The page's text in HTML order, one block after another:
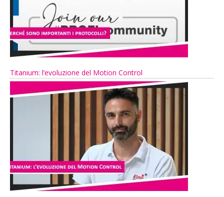
Titanium: l’evoluzione del Motion Control